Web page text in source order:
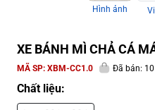
Hình ảnh
XE BÁNH MÌ CHẢ CÁ
MÃ SP: XBM-CC1.0 Đã bán: 10
Chất liệu: